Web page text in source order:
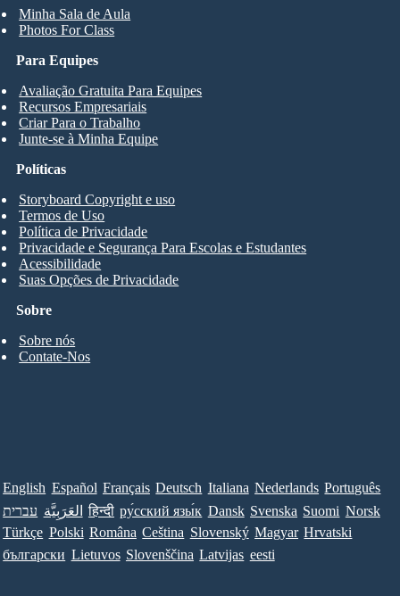
Minha Sala de Aula
Photos For Class
Para Equipes
Avaliação Gratuita Para Equipes
Recursos Empresariais
Criar Para o Trabalho
Junte-se à Minha Equipe
Sobre
Sobre nós
Contate-Nos
Políticas
Storyboard Copyright e uso
Termos de Uso
Política de Privacidade
Privacidade e Segurança Para Escolas e Estudantes
Acessibilidade
Suas Opções de Privacidade
English Español Français Deutsch Italiana Nederlands Português
עברית العَرَبِيَّة हिन्दी ру́сский язы́к Dansk Svenska Suomi Norsk
Türkçe Polski Româna Ceština Slovenský Magyar Hrvatski
български Lietuvos Slovenščina Latvijas eesti